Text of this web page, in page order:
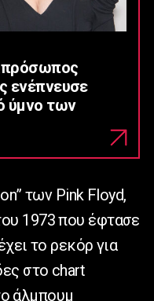
ενέπνευσε
ύμνο των
των Pink Floyd,
1973 που έφτασε
το ρεκόρ για
στο chart
άλμπουμ